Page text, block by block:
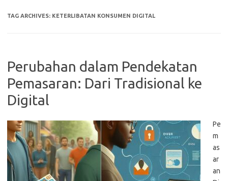
TAG ARCHIVES: KETERLIBATAN KONSUMEN DIGITAL
Perubahan dalam Pendekatan
Pemasaran: Dari Tradisional ke
Digital
Pe
m
as
ar
an